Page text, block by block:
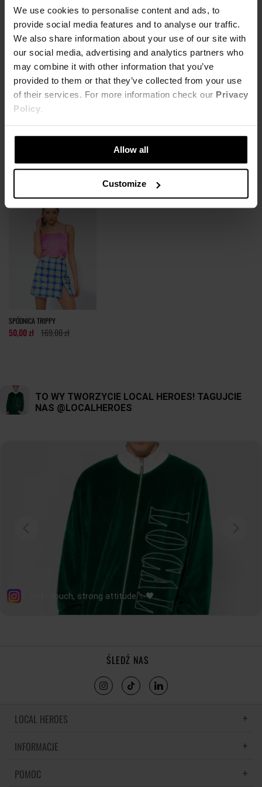
We use cookies to personalise content and ads, to
provide social media features and to analyse our traffic.
We also share information about your use of our site with
our social media, advertising and analytics partners who
may combine it with other information that you’ve
provided to them or that they’ve collected from your use
of their services. For more information check our Privacy
Policy.
Allow all
Customize
przodu. Zapinane na trzy zatrzaski. Body wykonane z poliestru i
elastanu - połączenie tych materiałów pozwala na idealne
dopasowanie do sylwetki.
Slim fit
95% poliester 5% elastan
Modelka ma na sobie rozmiar S
XS S
DŁUGOŚĆ CAŁKOWITA 68cm 69.5cm 71cm 72.5cm
SZEROKOŚĆ PRZODU 34cm 36cm 38cm 40cm
SZEROKOŚĆ TALII
SZEROKOŚĆ BIODER
tolerancja wymiarów do +/- 2cm
Jak mierzymy nasze produkty?
95% Poliester,5% Elastan
KOSZT DOSTAWY
NAJTAŃSZA DOSTAWA OD 16,99 PLN
DARMOWA DOSTAWA OD 399 PLN
SZCZEGÓŁOWE INFORMACJE
Nazwa produktu:
BODY TRIPPY
Kod produktu:
LHKW19TOP002755X00
Producent:
Greenpoint S.A., ul. Domagały 3, 30-
741 Kraków -
Kategoria:
Strona główna,Produkty,Góry,Body
Niebieski
Rozmiar:
XS,S,M,L
ZWROTY
Możesz dokonać zwrotu produktu w ciągu 14 dni od otrzymania
zamówienia. Więcej informacji znajdziesztutaj.
OPINIE
STWÓRZ ZESTAW
SPÓDNICA TRIPPY
50,00 zł 169,00 zł
ŚLEDŹ NAS
LOCAL HEROES
LH MEMORIES
INFORMACJE
POLITYKA PRYWATNOŚCI
POMOC